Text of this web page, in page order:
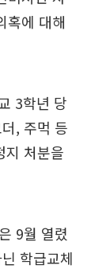
혹에 대해
3학년 당
, 주먹 등
지 처분을
9월 열렸
학급교체